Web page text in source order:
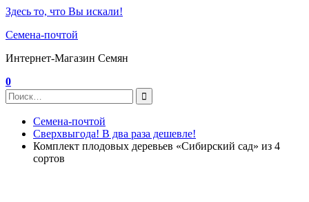
Здесь то, что Вы искали!
Семена-почтой
Интернет-Магазин Семян
0
Семена-почтой
Сверхвыгода! В два раза дешевле!
Комплект плодовых деревьев «Сибирский сад» из 4
сортов